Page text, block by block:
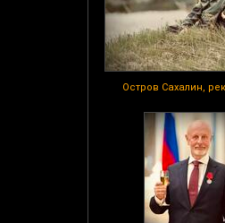
Остров Сахалин,